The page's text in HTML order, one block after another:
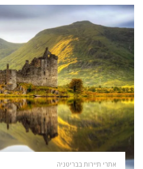
אתרי תיירות בבריטניה